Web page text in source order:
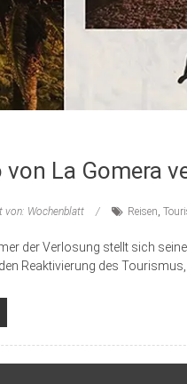
von La Gomera
von: Wochenblatt Reisen,
der Verlosung stellt sich
Reaktivierung des